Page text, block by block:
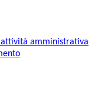
amministrativa